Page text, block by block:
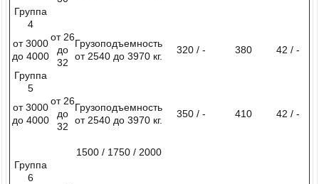
Группа
4
от 3000
до 4000
от 26
до
32
Грузоподъемность
от 2540 до 3970 кг.
320 / - 380 42 / -
Группа
5
от 3000
до 4000
от 26
до
32
Грузоподъемность
от 2540 до 3970 кг.
350 / - 410 42 / -
1500 / 1750 / 2000
Группа
6